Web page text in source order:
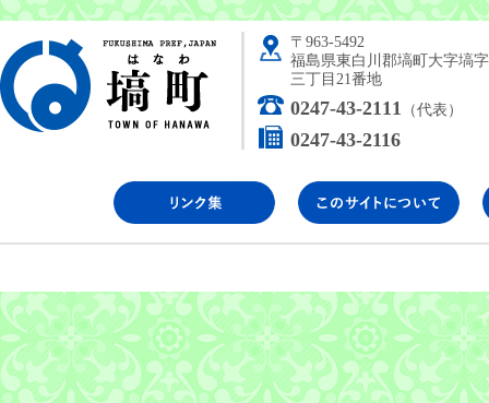
塙町
〒963-5492
福島県東白川郡塙町大字塙
三丁目21番地
0247-43-2111 （代表）
0247-43-2116
リンク集